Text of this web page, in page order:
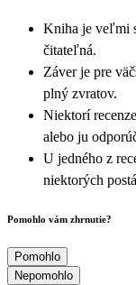
Kniha je veľmi
čitateľná.
Záver je pre
plný zvratov.
Niektorí
alebo ju
U jedného z
niektorých
Pomohlo vám zhrnutie?
Pomohlo
Nepomohlo